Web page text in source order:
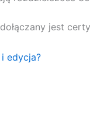
jest
edycja?